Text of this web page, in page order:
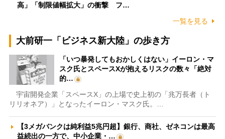
高」「制限値幅拡大」の衝撃 フ…
一覧を見る
大前研一「ビジネス新大陸」の歩き方
「いつ暴発してもおかしくはない」イーロン・マ
スク氏とスペースXが抱えるリスクの数々「絶対
的…
宇宙開発企業「スペースX」の上場で史上初の「兆万長者（ト
リリオネア）」となったイーロン・マスク氏。…
【3メガバンクは純利益5兆円超】銀行、商社、ゼネコンは最高
益続出の一方で、中小企業・…